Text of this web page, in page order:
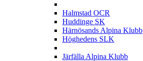
Halmstad OCR
Huddinge SK
Härnösands Alpina Klubb
Höghedens SLK
Järfälla Alpina Klubb